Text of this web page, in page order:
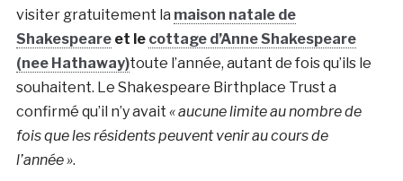
visiter gratuitement la maison natale de
Shakespeareet le cottage d’Anne Shakespeare
(nee Hathaway)toute l’année, autant de fois qu’ils le
souhaitent. Le Shakespeare Birthplace Trust a
confirmé qu’il n’y avait « aucune limite au nombre de
fois que les résidents peuvent venir au cours de
l’année ».